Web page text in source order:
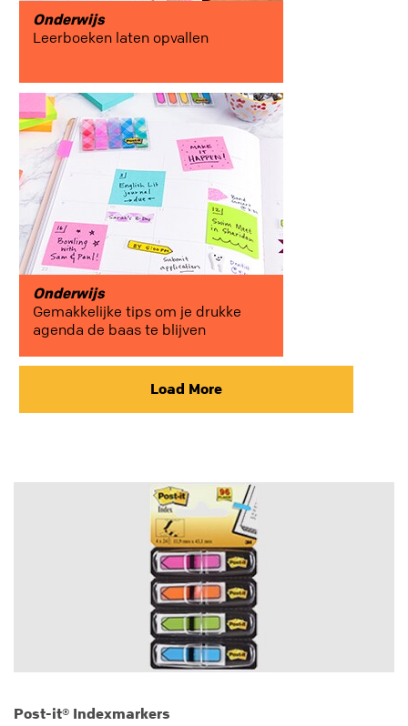
Onderwijs
Leerboeken laten opvallen
Onderwijs
Gemakkelijke tips om je drukke
agenda de baas te blijven
Load More
Post-it® Indexmarkers